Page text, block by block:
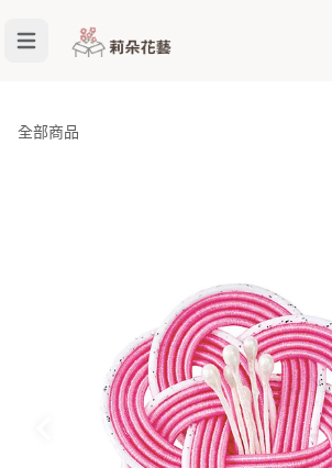
全部商品